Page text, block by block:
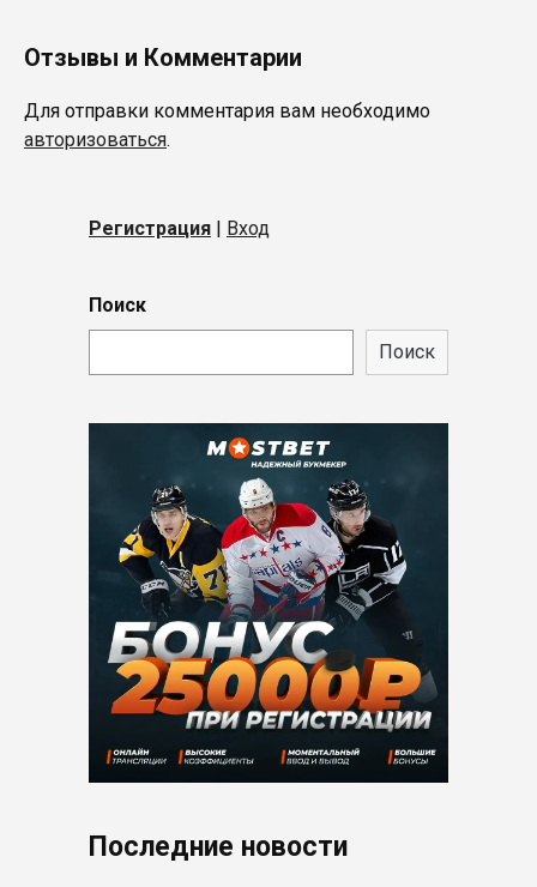
Отзывы и Комментарии
Для отправки комментария вам необходимо
авторизоваться.
Регистрация | Вход
Поиск
Поиск
Последние новости